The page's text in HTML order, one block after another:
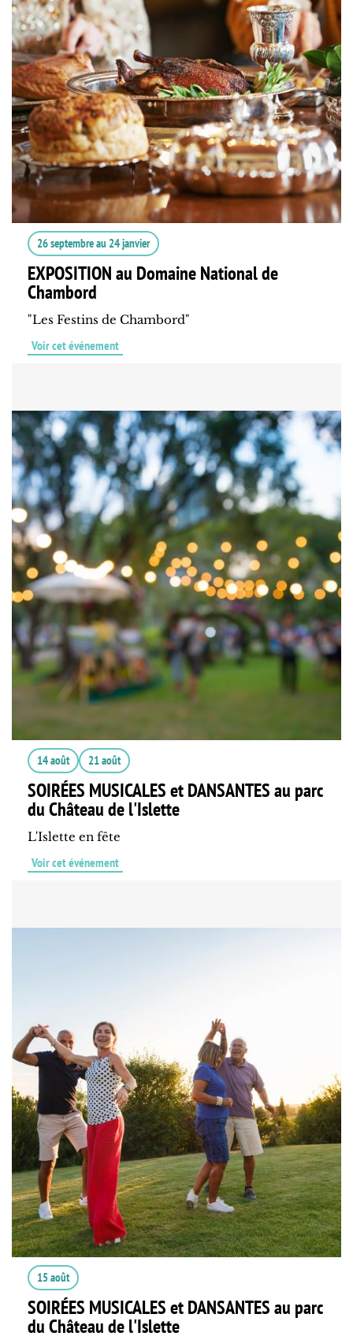
26 septembreau 24 janvier
EXPOSITION au Domaine National de
Chambord
"Les Festins de Chambord"
Voir cet événement
14 août 21 août
SOIRÉES MUSICALES et DANSANTES au parc
du Château de l'Islette
L'Islette en fête
Voir cet événement
15 août
SOIRÉES MUSICALES et DANSANTES au parc
du Château de l'Islette